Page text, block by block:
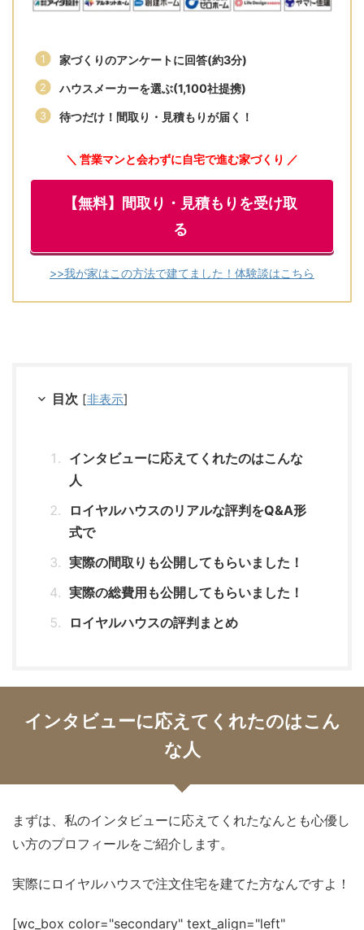
家づくりのアンケートに回答(約3分)
ハウスメーカーを選ぶ(1,100社提携)
待つだけ！間取り・見積もりが届く！
＼ 営業マンと会わずに自宅で進む家づくり ／
【無料】間取り・見積もりを受け取
る
>>我が家はこの方法で建てました！体験談はこちら
目次 [非表示]
インタビューに応えてくれたのはこんな
人
ロイヤルハウスのリアルな評判をQ&A形
式で
実際の間取りも公開してもらいました！
実際の総費用も公開してもらいました！
ロイヤルハウスの評判まとめ
インタビューに応えてくれたのはこん
な人
まずは、私のインタビューに応えてくれたなんとも心優し
い方のプロフィールをご紹介します。
実際にロイヤルハウスで注文住宅を建てた方なんですよ！
[wc_box color="secondary" text_align="left"